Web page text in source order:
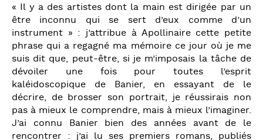
« Il y a des artistes dont la main est dirigée par un
être inconnu qui se sert d’eux comme d’un
instrument » : j’attribue à Apollinaire cette petite
phrase qui a regagné ma mémoire ce jour où je me
suis dit que, peut-être, si je m’imposais la tâche de
dévoiler une fois pour toutes l’esprit
kaléidoscopique de Banier, en essayant de le
décrire, de brosser son portrait, je réussirais non
pas à mieux le comprendre, mais à mieux l’imaginer.
J’ai connu Banier bien des années avant de le
rencontrer : j’ai lu ses premiers romans, publiés